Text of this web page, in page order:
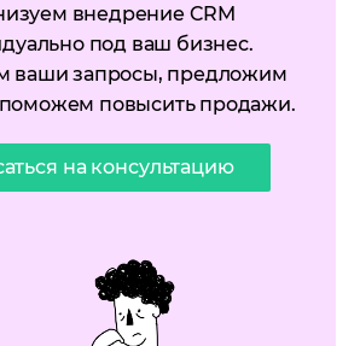
внедрение CRM
под ваш бизнес.
ваши запросы, предложим
повысить продажи.
на консультацию